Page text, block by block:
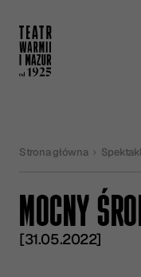
Strona główna
MOCNY
[31.05.2022]